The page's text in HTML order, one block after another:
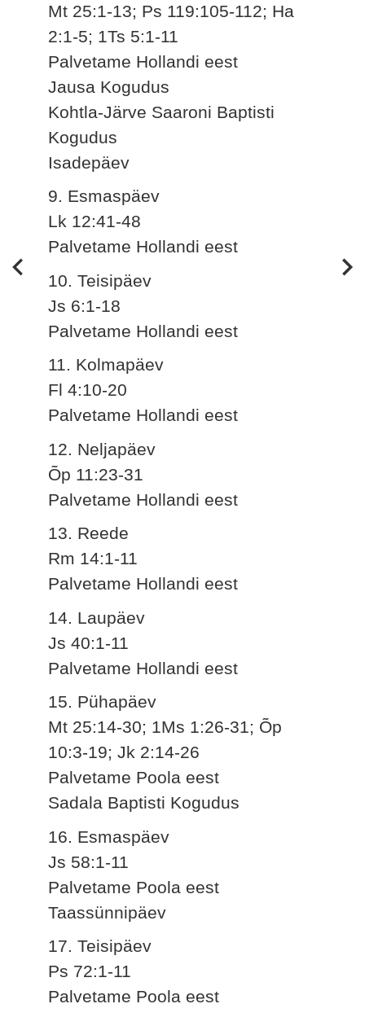
Mt 25:1-13; Ps 119:105-112; Ha
2:1-5; 1Ts 5:1-11
Palvetame Hollandi eest
Jausa Kogudus
Kohtla-Järve Saaroni Baptisti
Kogudus
Isadepäev
9. Esmaspäev
Lk 12:41-48
Palvetame Hollandi eest
10. Teisipäev
Js 6:1-18
Palvetame Hollandi eest
11. Kolmapäev
Fl 4:10-20
Palvetame Hollandi eest
12. Neljapäev
Õp 11:23-31
Palvetame Hollandi eest
13. Reede
Rm 14:1-11
Palvetame Hollandi eest
14. Laupäev
Js 40:1-11
Palvetame Hollandi eest
15. Pühapäev
Mt 25:14-30; 1Ms 1:26-31; Õp
10:3-19; Jk 2:14-26
Palvetame Poola eest
Sadala Baptisti Kogudus
16. Esmaspäev
Js 58:1-11
Palvetame Poola eest
Taassünnipäev
17. Teisipäev
Ps 72:1-11
Palvetame Poola eest